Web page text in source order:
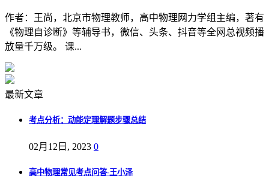
作者：王尚，北京市物理教师，高中物理网力学组主编，著有
《物理自诊断》等辅导书，微信、头条、抖音等全网总视频播
放量千万级。 课...
最新文章
考点分析：动能定理解题步骤总结
02月12日, 2023 0
高中物理常见考点问答-王小泽